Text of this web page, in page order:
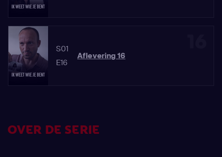
S01
E16
Aflevering 16
OVER DE SERIE